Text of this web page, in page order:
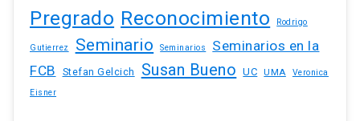
Pregrado Reconocimiento Rodrigo
Gutierrez Seminario Seminarios
Seminarios en la
FCB
Stefan Gelcich Susan Bueno UC UMA
Veronica
Eisner